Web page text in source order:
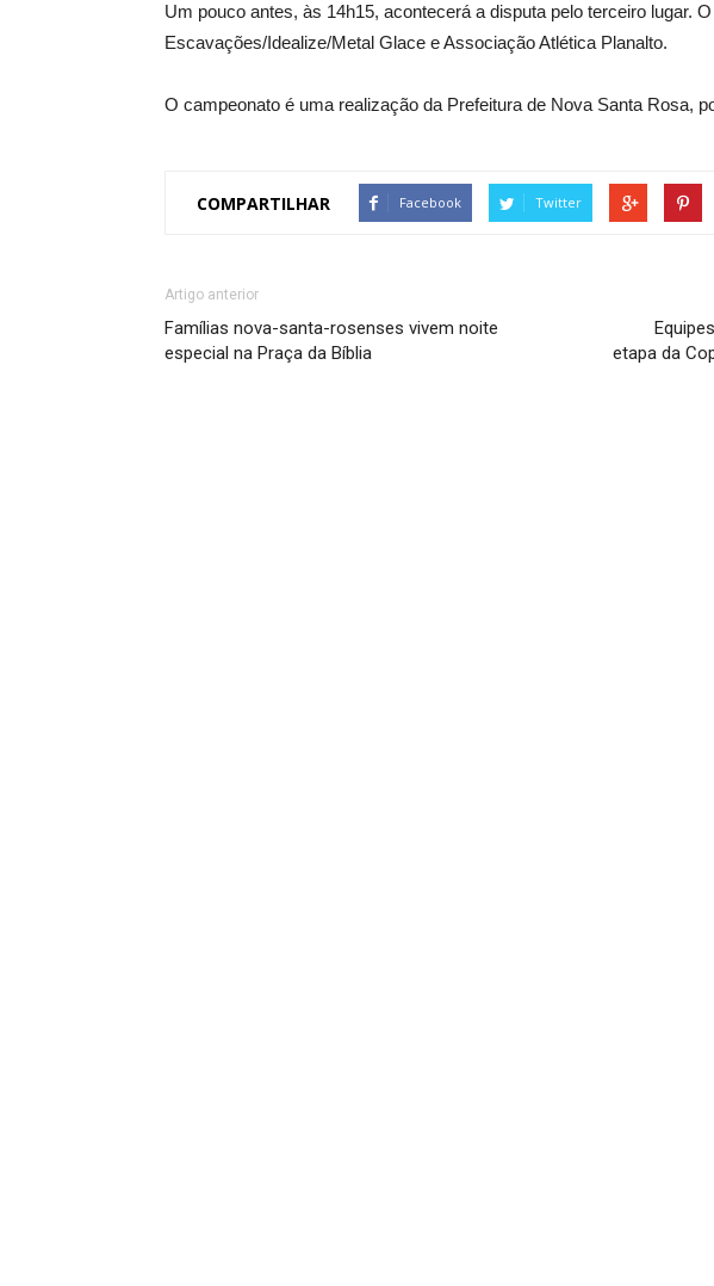
Um pouco antes, às 14h15, acontecerá a disputa pelo terceiro lugar.
Escavações/Idealize/Metal Glace e Associação Atlética Planalto.
O campeonato é uma realização da Prefeitura de Nova Santa Rosa,
COMPARTILHAR Facebook Twitter
Artigo anterior
Famílias nova-santa-rosenses vivem noite
especial na Praça da Bíblia
etapa da